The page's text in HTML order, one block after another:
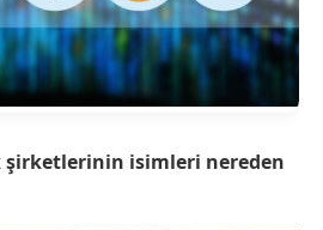
şirketlerinin isimleri nereden